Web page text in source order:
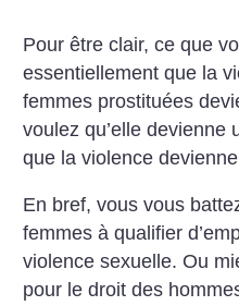
Pour être clair, ce que
essentiellement que la
femmes prostituées
voulez qu’elle devienne
que la violence
En bref, vous vous
femmes à qualifier
violence sexuelle. Ou
pour le droit des